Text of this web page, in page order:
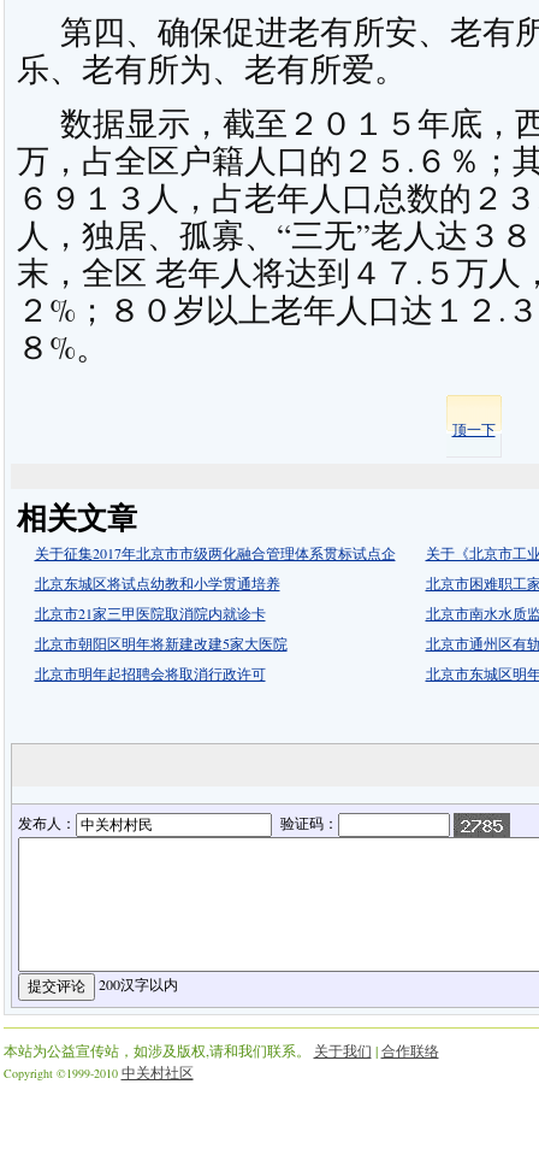
第四、确保促进老有所安、老有
乐、老有所为、老有所爱。
数据显示，截至２０１５年底，
万，占全区户籍人口的２５.６％；
６９１３人，占老年人口总数的２
人，独居、孤寡、“三无”老人达３
末，全区 老年人将达到４７.５万人
２%；８０岁以上老年人口达１２.
８%。
顶一下
相关文章
关于征集2017年北京市市级两化融合管理体系贯标试点企
关于《北京市工
北京东城区将试点幼教和小学贯通培养
北京市困难职工
北京市21家三甲医院取消院内就诊卡
北京市南水水质
北京市朝阳区明年将新建改建5家大医院
北京市通州区有
北京市明年起招聘会将取消行政许可
北京市东城区明
发布人： 验证码：
200汉字以内
本站为公益宣传站，如涉及版权,请和我们联系。 关于我们 |合作联络
Copyright ©1999-2010 中关村社区